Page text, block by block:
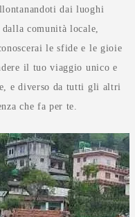
dai luoghi
comunità locale,
le sfide e le gioie
il tuo viaggio unico e
e diverso da tutti gli altri
che fa per te.